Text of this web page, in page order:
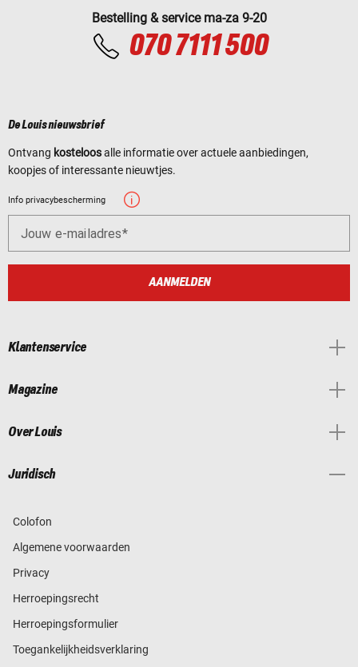
Bestelling & service ma-za 9-20
070 7111 500
De Louis nieuwsbrief
Ontvang kosteloosalle informatie over actuele aanbiedingen,
koopjes of interessante nieuwtjes.
Info privacybescherming
Jouw e-mailadres
AANMELDEN
Klantenservice
Magazine
Over Louis
Juridisch
Colofon
Algemene voorwaarden
Privacy
Herroepingsrecht
Herroepingsformulier
Toegankelijkheidsverklaring